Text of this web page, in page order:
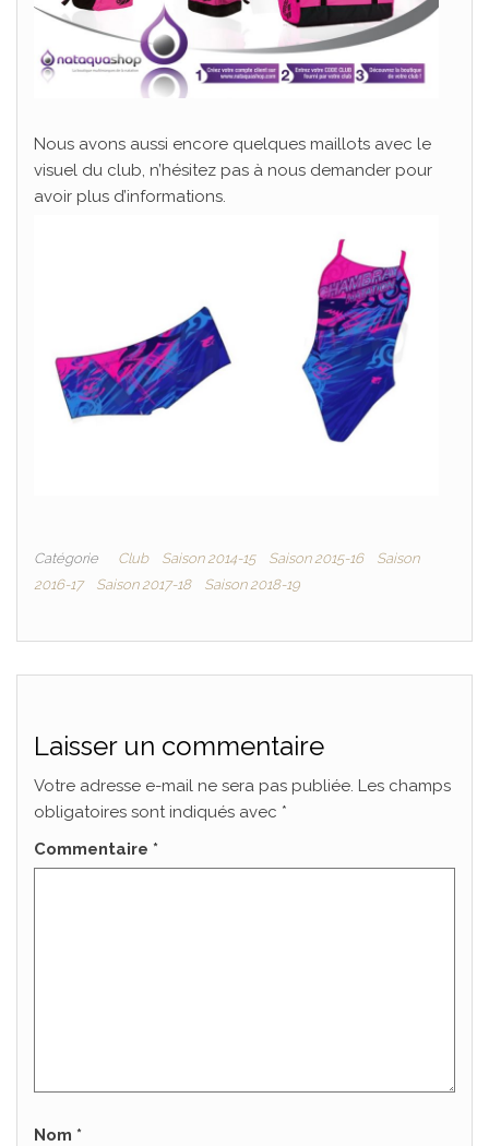
Nous avons aussi encore quelques maillots avec le
visuel du club, n’hésitez pas à nous demander pour
avoir plus d’informations.
Catégorie Club Saison 2014-15 Saison 2015-16
Saison
2016-17
Saison 2017-18 Saison 2018-19
Laisser un commentaire
Votre adresse e-mail ne sera pas publiée. Les champs
obligatoires sont indiqués avec *
Commentaire *
Nom *